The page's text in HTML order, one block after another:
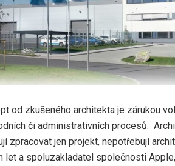
od zkušeného architekta je zárukou
či administrativních procesů.
zpracovat jen projekt, nepotřebují
let a spoluzakladatel společnosti